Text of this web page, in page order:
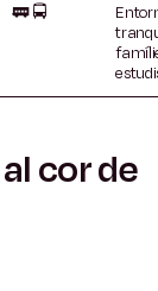
🚃 🚍
cor de